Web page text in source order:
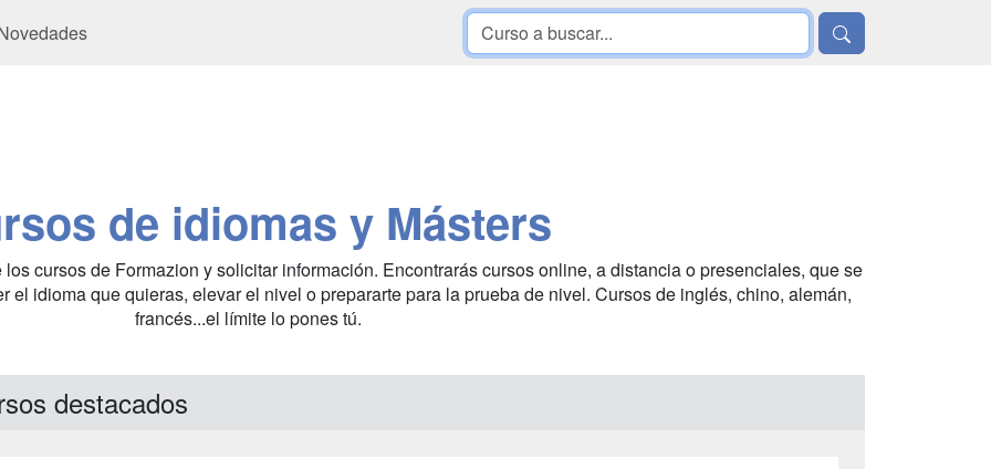
de idiomas y Másters
cursos de Formazion y solicitar información. Encontrarás cursos online, a distancia o presenciales, que se
el idioma que quieras, elevar el nivel o prepararte para la prueba de nivel. Cursos de inglés, chino, alemán,
francés...el límite lo pones tú.
destacados